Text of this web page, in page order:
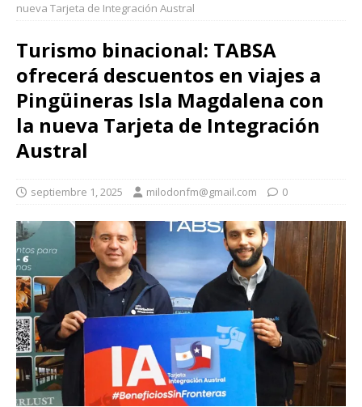
nueva Tarjeta de Integración Austral
Turismo binacional: TABSA
ofrecerá descuentos en viajes a
Pingüineras Isla Magdalena con
la nueva Tarjeta de Integración
Austral
septiembre 1, 2025 milodonfm@gmail.com 0